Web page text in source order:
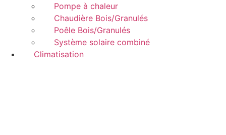
Pompe à chaleur
Chaudière Bois/Granulés
Poêle Bois/Granulés
Système solaire combiné
Climatisation